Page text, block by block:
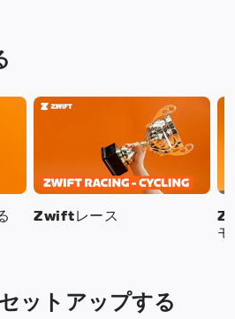
Zwiftレース
ットアップする